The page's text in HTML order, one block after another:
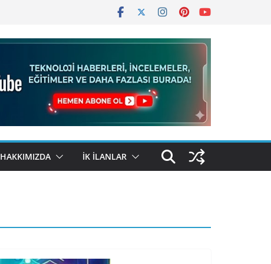
HAKKIMIZDA İK İLANLAR